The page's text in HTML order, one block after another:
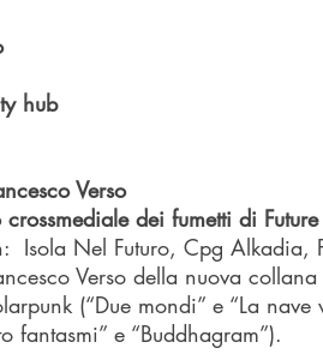
hub
Verso
crossmediale dei fumetti di
Isola Nel Futuro, Cpg Alkadia,
Verso della nuova
(“Due mondi” e “La
fantasmi” e “Buddhagram”).